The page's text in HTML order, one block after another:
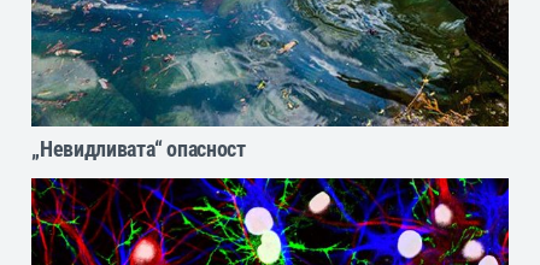
„Невидливата“ опасност